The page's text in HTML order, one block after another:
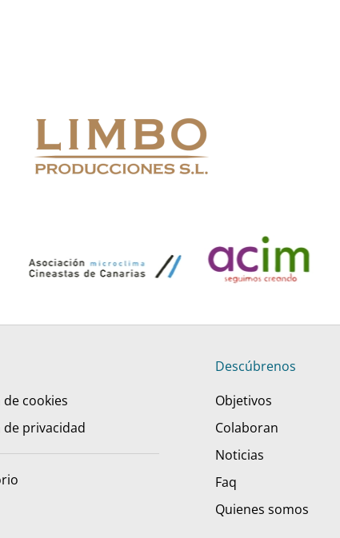
de cookies
de privacidad
Descúbrenos
Objetivos
Colaboran
Noticias
Faq
Quienes somos